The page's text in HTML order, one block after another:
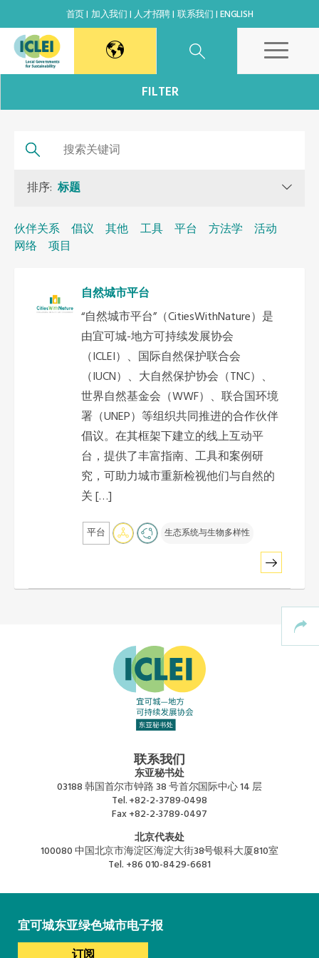
首页 加入我们 人才招聘 联系我们 ENGLISH
高雄能力建设中心
全球秘书处
非洲秘书处
加拿大办公室
美国办公室
墨西哥、中美洲和加勒比海区秘书处
大洋洲秘书处
FILTER
排序: 标题
伙伴关系 倡议 其他 工具 平台 方法学
活动
网络
项目
自然城市平台
“自然城市平台”（CitiesWithNature）是
由宜可城-地方可持续发展协会
（ICLEI）、国际自然保护联合会
（IUCN）、大自然保护协会（TNC）、
世界自然基金会（WWF）、联合国环境
署（UNEP）等组织共同推进的合作伙伴
倡议。在其框架下建立的线上互动平
台，提供了丰富指南、工具和案例研
究，可助力城市重新检视他们与自然的
关 […]
平台 生态系统与生物多样性
联系我们
东亚秘书处
03188 韩国首尔市钟路 38 号首尔国际中心 14 层
Tel.+82-2-3789-0498
Fax+82-2-3789-0497
北京代表处
100080 中国北京市海淀区海淀大街38号银科大厦810室
Tel. +86 010-8429-6681
宜可城东亚绿色城市电子报